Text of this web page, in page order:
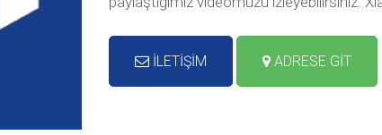
İLETİŞİM ADRESE GİT